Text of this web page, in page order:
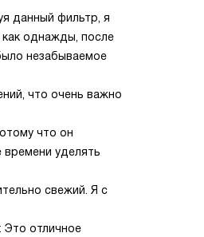
данный фильтр, я
однажды, после
незабываемое
что очень важно
что он
уделять
свежий. Я с
Это отличное